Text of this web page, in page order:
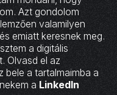
Azt gondolom
valamilyen
emiatt keresnek meg.
a digitális
Olvasd el az
bele a tartalmaimba a
a LinkedIn